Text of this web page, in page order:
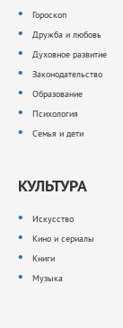
Гороскоп
Дружба и любовь
Духовное развитие
Законодательство
Образование
Психология
Семья и дети
КУЛЬТУРА
Искусство
Кино и сериалы
Книги
Музыка